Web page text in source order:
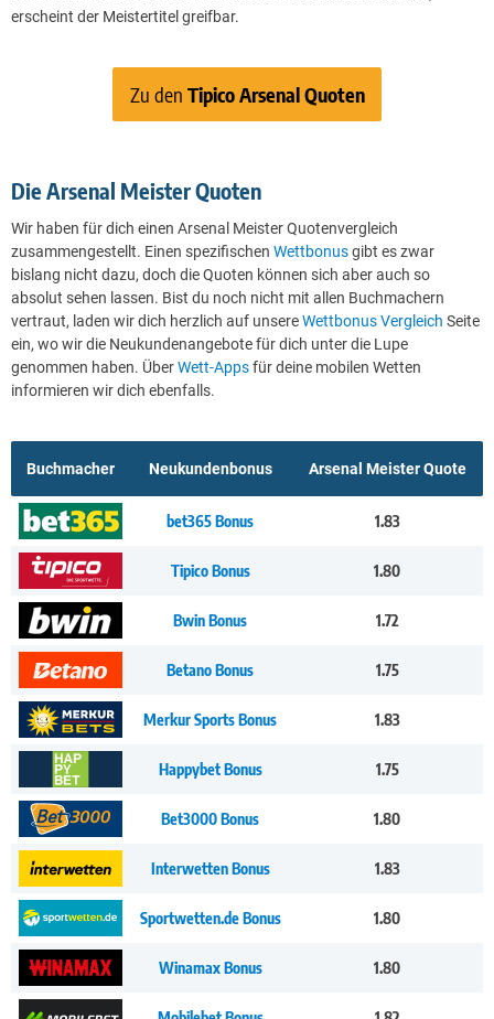
erscheint der Meistertitel greifbar.
Zu den Tipico Arsenal Quoten
Die Arsenal Meister Quoten
Wir haben für dich einen Arsenal Meister Quotenvergleich
zusammengestellt. Einen spezifischen Wettbonusgibt es zwar
bislang nicht dazu, doch die Quoten können sich aber auch so
absolut sehen lassen. Bist du noch nicht mit allen Buchmachern
vertraut, laden wir dich herzlich auf unsereWettbonus Vergleich Seite
ein, wo wir die Neukundenangebote für dich unter die Lupe
genommen haben. ÜberWett-Appsfür deine mobilen Wetten
informieren wir dich ebenfalls.
Buchmacher Neukundenbonus Arsenal Meister Quote
bet365 Bonus 1.83
Tipico Bonus 1.80
Bwin Bonus 1.72
Betano Bonus 1.75
Merkur Sports Bonus 1.83
Happybet Bonus 1.75
Bet3000 Bonus 1.80
Interwetten Bonus 1.83
Sportwetten.de Bonus 1.80
Winamax Bonus 1.80